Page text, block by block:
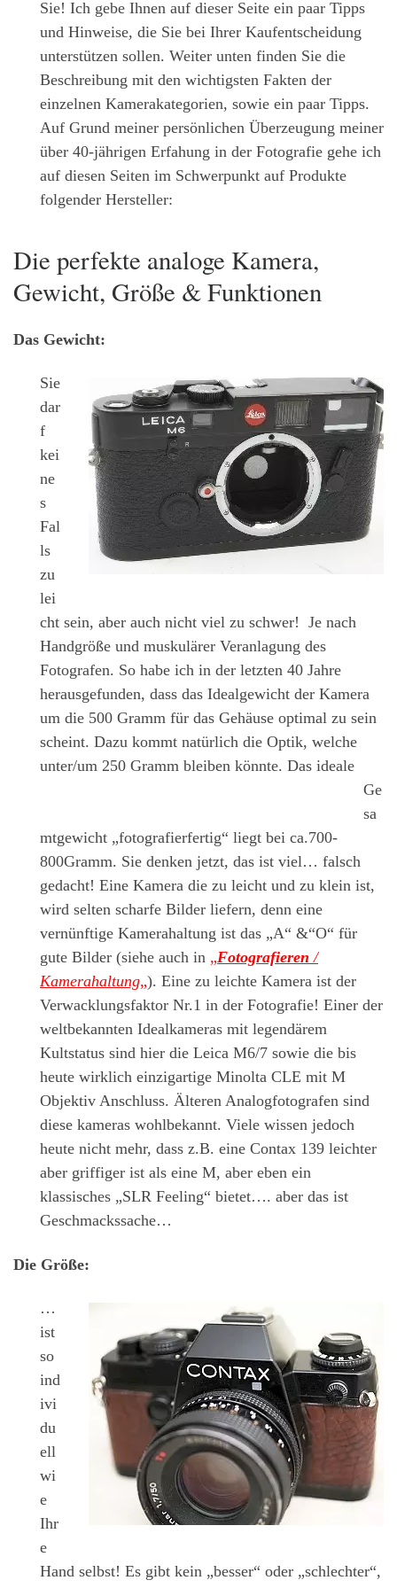
Sie! Ich gebe Ihnen auf dieser Seite ein paar Tipps
und Hinweise, die Sie bei Ihrer Kaufentscheidung
unterstützen sollen. Weiter unten finden Sie die
Beschreibung mit den wichtigsten Fakten der
einzelnen Kamerakategorien, sowie ein paar Tipps.
Auf Grund meiner persönlichen Überzeugung meiner
über 40-jährigen Erfahung in der Fotografie gehe ich
auf diesen Seiten im Schwerpunkt auf Produkte
folgender Hersteller:
Die perfekte analoge Kamera,
Gewicht, Größe & Funktionen
Das Gewicht:
Sie
dar
f
kei
ne
s
Fal
ls
zu
lei
cht sein, aber auch nicht viel zu schwer! Je nach
Handgröße und muskulärer Veranlagung des
Fotografen. So habe ich in der letzten 40 Jahre
herausgefunden, dass das Idealgewicht der Kamera
um die 500 Gramm für das Gehäuse optimal zu sein
scheint. Dazu kommt natürlich die Optik, welche
unter/um 250 Gramm bleiben könnte. Das ideale
Ge
sa
mtgewicht „fotografierfertig“ liegt bei ca.700-
800Gramm. Sie denken jetzt, das ist viel… falsch
gedacht! Eine Kamera die zu leicht und zu klein ist,
wird selten scharfe Bilder liefern, denn eine
vernünftige Kamerahaltung ist das „A“ &“O“ für
gute Bilder (siehe auch in „Fotografieren /
Kamerahaltung„). Eine zu leichte Kamera ist der
Verwacklungsfaktor Nr.1 in der Fotografie! Einer der
weltbekannten Idealkameras mit legendärem
Kultstatus sind hier die Leica M6/7 sowie die bis
heute wirklich einzigartige Minolta CLE mit M
Objektiv Anschluss. Älteren Analogfotografen sind
diese kameras wohlbekannt. Viele wissen jedoch
heute nicht mehr, dass z.B. eine Contax 139 leichter
aber griffiger ist als eine M, aber eben ein
klassisches „SLR Feeling“ bietet…. aber das ist
Geschmackssache…
Die Größe:
…
ist
so
ind
ivi
du
ell
wi
e
Ihr
e
Hand selbst! Es gibt kein „besser“ oder „schlechter“,